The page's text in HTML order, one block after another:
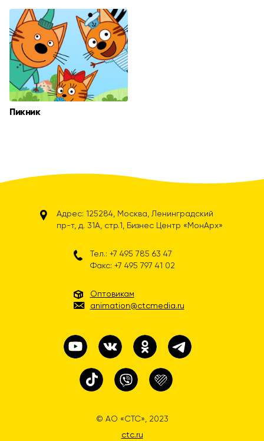
Пикник
Адрес: 125284, Москва, Ленинградский
пр-т, д. 31А, стр.1, Бизнес Центр «МонАрх»
Тел.: +7 495 785 63 47
Факс: +7 495 797 41 02
Оптовикам
animation@ctcmedia.ru
© АО «СТС», 2023
ctc.ru